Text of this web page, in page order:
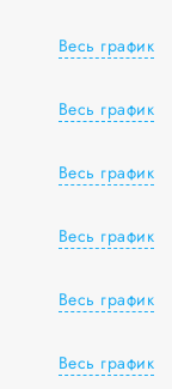
Весь график
Весь график
Весь график
Весь график
Весь график
Весь график